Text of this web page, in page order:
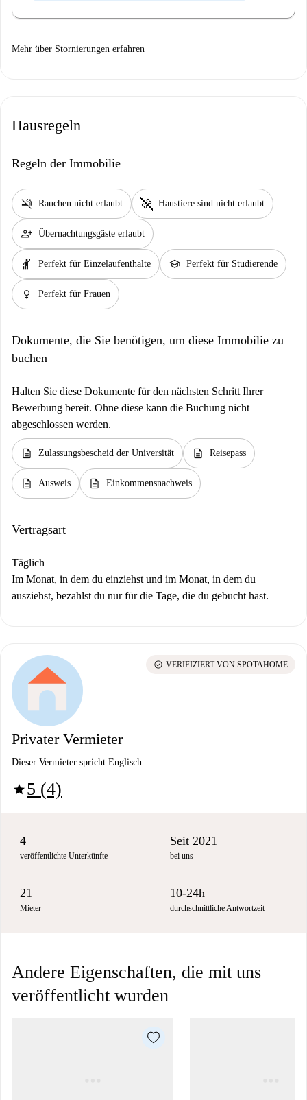
Mehr über Stornierungen erfahren
Hausregeln
Regeln der Immobilie
smoke_free Rauchen nicht erlaubt pet_supplies Haustiere sind nicht erlaubt
person_add Übernachtungsgäste erlaubt
hail Perfekt für Einzelaufenthalte school Perfekt für Studierende
female Perfekt für Frauen
Dokumente, die Sie benötigen, um diese Immobilie zu
buchen
Halten Sie diese Dokumente für den nächsten Schritt Ihrer
Bewerbung bereit. Ohne diese kann die Buchung nicht
abgeschlossen werden.
description Zulassungsbescheid der Universität description Reisepass
description Ausweis description Einkommensnachweis
Vertragsart
Täglich
Im Monat, in dem du einziehst und im Monat, in dem du
ausziehst, bezahlst du nur für die Tage, die du gebucht hast.
Privater Vermieter
Dieser Vermieter spricht Englisch
star5 (4)
check_circle VERIFIZIERT VON SPOTAHOME
4
veröffentlichte Unterkünfte
Seit 2021
bei uns
21
Mieter
10-24h
durchschnittliche Antwortzeit
Andere Eigenschaften, die mit uns
veröffentlicht wurden